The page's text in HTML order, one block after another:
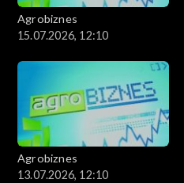
Agrobiznes
15.07.2026, 12:10
Agrobiznes
13.07.2026, 12:10